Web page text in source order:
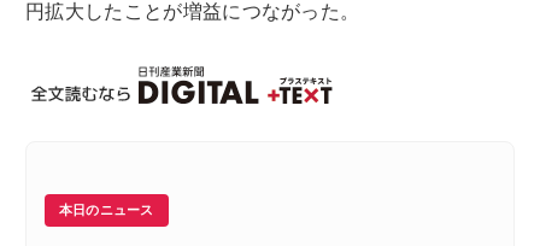
円拡大したことが増益につながった。
本日のニュース